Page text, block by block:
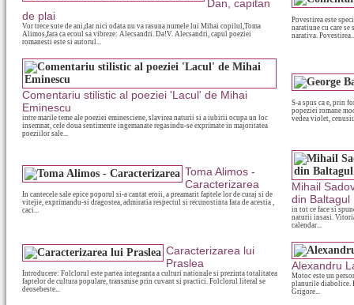
Dan, capitan
de plai
Vor trece sute de ani,dar nici odata nu va rasuna numele lui Mihai copilul,Toma
Alimos,fara ca ecoul sa vibreze: Alecsandri. Da!V. Alecsandri, capul poeziei
romanesti este si autorul...
Povestirea este
naratiune cu care
narativa.
Comentariu stilistic al poeziei 'Lacul' de Mihai
Eminescu
intre marile teme ale poeziei eminesciene, slavirea naturii si a iubirii ocupa un loc
insemnat, cele doua sentimente ingemanate regasindu-se exprimate in majoritatea
poeziilor sale...
S-a spus ca e, prin
popeziei romane
vedea violet,
Toma Alimos -
Caracterizarea
In cantecele sale epice poporul si-a cantat eroii, a preamarit faptele lor de curaj si de
vitejie, exprimandu-si dragostea, admiratia respectul si recunostinta fata de acestia ,
caci...
Mihail
din Baltagul
in tot ce face si
naturii insasi.
calendar...
Caracterizarea lui
Praslea
Introducere: Folclorul este partea integranta a culturi nationale si prezinta totalitatea
faptelor de cultura populare, transmise prin cuvant si practici. Folclorul literal se
deosebeste...
Alexandru
Motoc este un
planurile diabolice.
Grigore...